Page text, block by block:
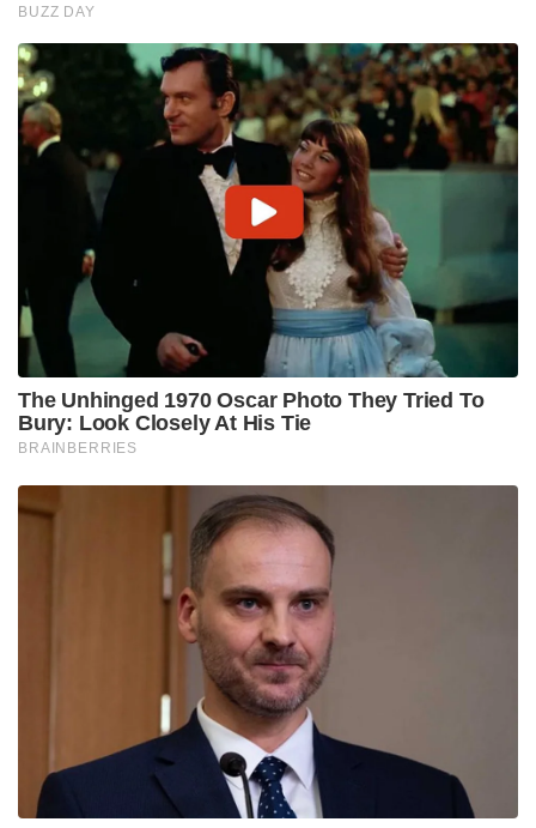
BUZZ DAY
The Unhinged 1970 Oscar Photo They Tried To
Bury: Look Closely At His Tie
BRAINBERRIES